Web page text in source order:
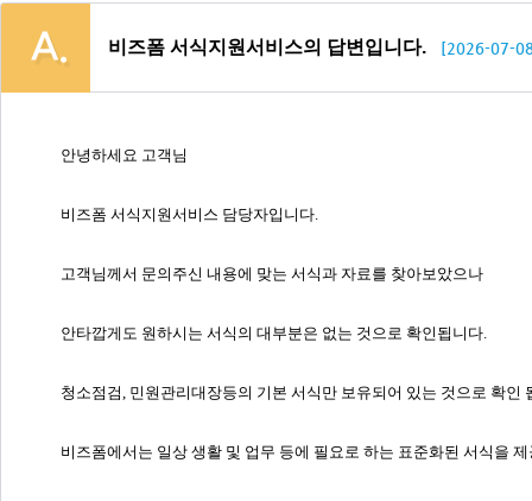
비즈폼 서식지원서비스의 답변입니다. [2026-07-
안녕하세요 고객님
비즈폼 서식지원서비스 담당자입니다.
고객님께서 문의주신 내용에 맞는 서식과 자료를 찾아보았으나
안타깝게도 원하시는 서식의 대부분은 없는 것으로 확인됩니다.
청소점검, 민원관리대장등의 기본 서식만 보유되어 있는 것으로 확인
비즈폼에서는 일상 생활 및 업무 등에 필요로 하는 표준화된 서식을